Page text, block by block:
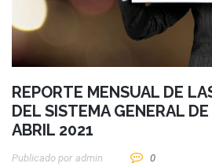
REPORTE MENSUAL DE
DEL SISTEMA GENERAL
ABRIL 2021
Publicado por Admin 0